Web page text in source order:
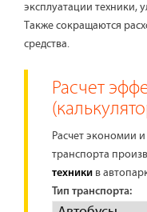
эксплуатации техники,
Также сокращаются
средства.
Расчет
Расчет экономии
транспорта
техники в
Тип транспорта: